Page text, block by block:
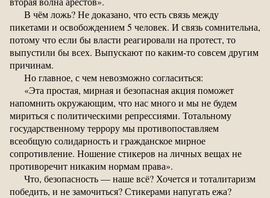
В чём ложь? Не доказано, что есть связь между
пикетами и освобождением 5 человек. И связь сомнительна,
потому что если бы власти реагировали на протест, то
выпустили бы всех. Выпускают по каким-то совсем другим
причинам.
Но главное, с чем невозможно согласиться:
«Эта простая, мирная и безопасная акция поможет
напомнить окружающим, что нас много и мы не будем
мириться с политическими репрессиями. Тотальному
государственному террору мы противопоставляем
всеобщую солидарность и гражданское мирное
сопротивление. Ношение стикеров на личных вещах не
противоречит никаким нормам права».
Что, безопасность — наше всё? Хочется и тоталитаризм
победить, и не замочиться? Стикерами напугать ежа?